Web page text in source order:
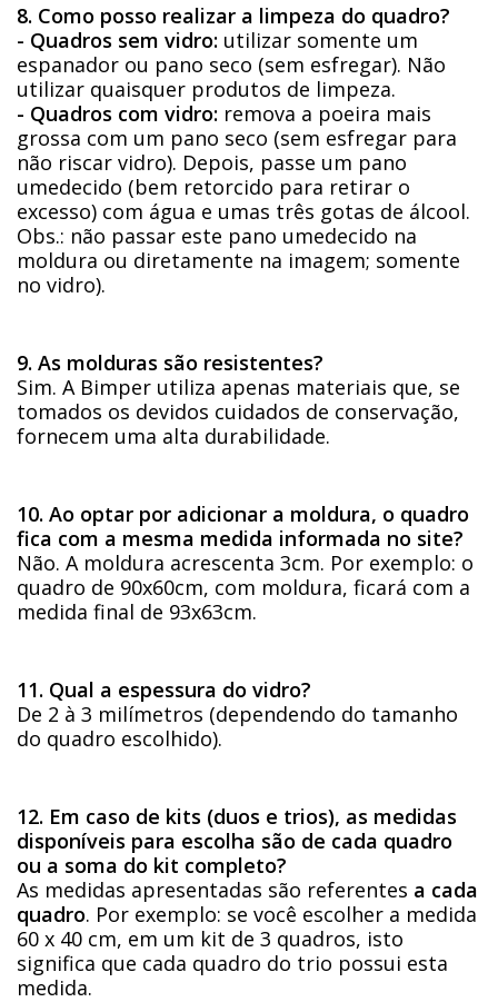
8. Como posso realizar a limpeza do quadro?
- Quadros sem vidro: utilizar somente um
espanador ou pano seco (sem esfregar). Não
utilizar quaisquer produtos de limpeza.
- Quadros com vidro: remova a poeira mais
grossa com um pano seco (sem esfregar para
não riscar vidro). Depois, passe um pano
umedecido (bem retorcido para retirar o
excesso) com água e umas três gotas de álcool.
Obs.: não passar este pano umedecido na
moldura ou diretamente na imagem; somente
no vidro).
9. As molduras são resistentes?
Sim. A Bimper utiliza apenas materiais que, se
tomados os devidos cuidados de conservação,
fornecem uma alta durabilidade.
10. Ao optar por adicionar a moldura, o quadro
fica com a mesma medida informada no site?
Não. A moldura acrescenta 3cm. Por exemplo: o
quadro de 90x60cm, com moldura, ficará com a
medida final de 93x63cm.
11. Qual a espessura do vidro?
De 2 à 3 milímetros (dependendo do tamanho
do quadro escolhido).
12. Em caso de kits (duos e trios), as medidas
disponíveis para escolha são de cada quadro
ou a soma do kit completo?
As medidas apresentadas são referentes a cada
quadro. Por exemplo: se você escolher a medida
60 x 40 cm, em um kit de 3 quadros, isto
significa que cada quadro do trio possui esta
medida.